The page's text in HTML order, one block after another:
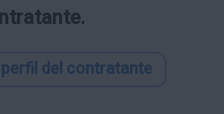
del contratante